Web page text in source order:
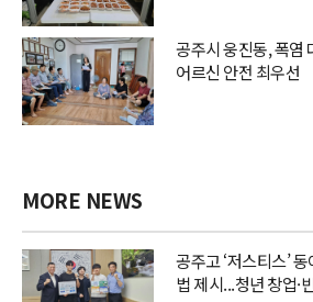
공주시 웅진동, 폭염
어르신 안전 최우선
MORE NEWS
공주고 ‘저스티스’
법 제시...청년 창업·